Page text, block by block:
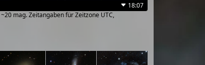
18:07
mag. Zeitangaben für Zeitzone UTC,